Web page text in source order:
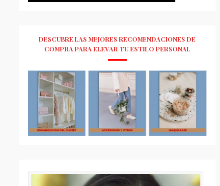
DESCUBRE LAS MEJORES RECOMENDACIONES DE
COMPRA PARA ELEVAR TU ESTILO PERSONAL